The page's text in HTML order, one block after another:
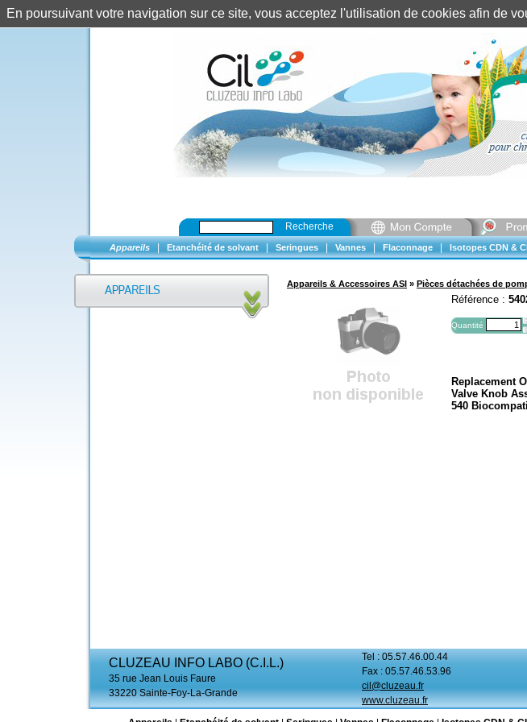
Recherche
Appareils Etanchéité de solvant Seringues Vannes Flaconnage Isotopes CDN &
Appareils & Accessoires ASI » Pièces détachées de
Référence :
Quantité
Replacement
Valve Knob
540
CLUZEAU INFO LABO (C.I.L.)
35 rue Jean Louis Faure
33220 Sainte-Foy-La-Grande
Tel : 05.57.46.00.44
Fax : 05.57.46.53.96
cil@cluzeau.fr
www.cluzeau.fr
En poursuivant votre navigation sur ce site, vous acceptez l'utilisation de cookies afin de